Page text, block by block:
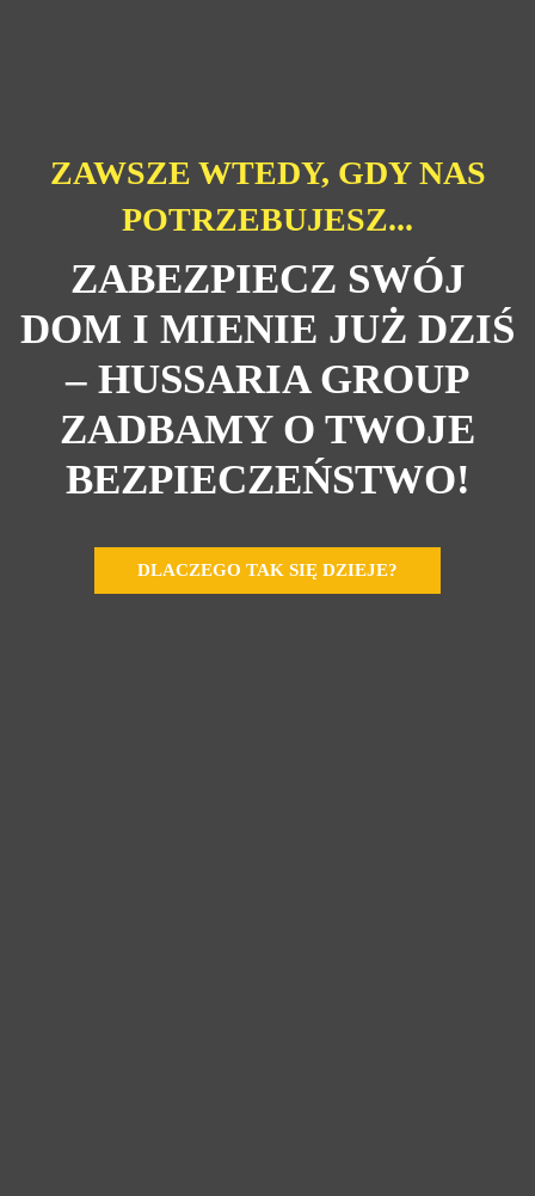
ZAWSZE WTEDY, GDY NAS
POTRZEBUJESZ...
ZABEZPIECZ SWÓJ
DOM I MIENIE JUŻ DZIŚ
– HUSSARIA GROUP
ZADBAMY O TWOJE
BEZPIECZEŃSTWO!
DLACZEGO TAK SIĘ DZIEJE?